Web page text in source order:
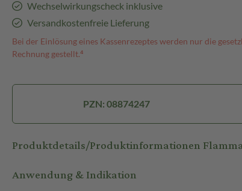
Wechselwirkungscheck inklusive
Versandkostenfreie Lieferung
Bei der Einlösung eines Kassenrezeptes werden nur die
Rechnung gestellt.⁴
PZN: 08874247
Produktdetails/Produktinformationen
Anwendung & Indikation